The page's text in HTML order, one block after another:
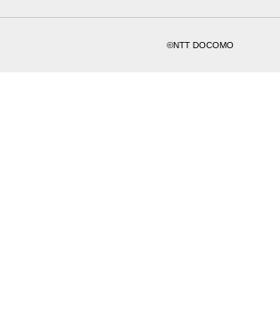
©NTT DOCOMO